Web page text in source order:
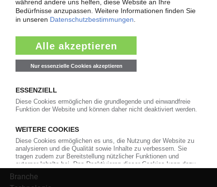
Als einer der Internet-Pioniere der Kunststoffindustrie
versorgt das KunststoffWeb bereits seit 1996 die Fach-
und Führungskräfte der Branche mit täglichen
Nachrichten rund um das Thema "Kunststoffe". Im Fokus
der Berichterstattung ist dabei die Preisentwicklung für
Kunststoffe sowie Märkte, Unternehmen, Produkte,
Weiterhin bietet das KunststoffWeb geeignete
Informationen wie Handelsnamen und Veranstaltungen.
Nachrichten
Alle Nachrichten
Branche